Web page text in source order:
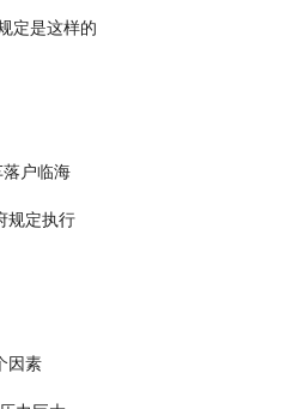
定是这样的
户临海
规定执行
因素